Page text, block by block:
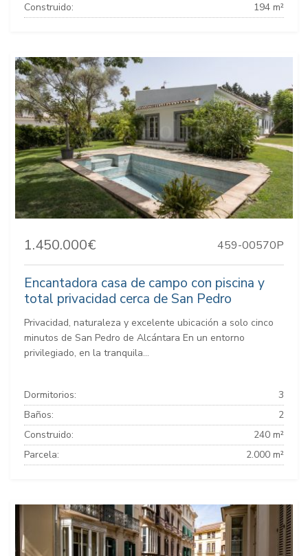
Construido:
194 m²
1.450.000€ 459-00570P
Encantadora casa de campo con piscina y
total privacidad cerca de San Pedro
Privacidad, naturaleza y excelente ubicación a solo cinco
minutos de San Pedro de Alcántara En un entorno
privilegiado, en la tranquila...
Dormitorios:
3
Baños:
2
Construido:
240 m²
Parcela:
2.000 m²